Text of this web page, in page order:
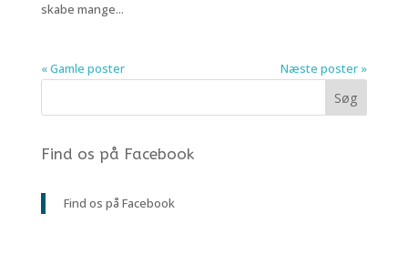
skabe mange...
« Gamle poster Næste poster »
Find os på Facebook
Find os på Facebook